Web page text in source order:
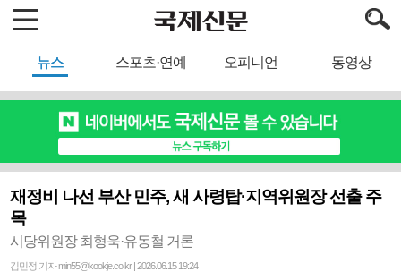
뉴스 스포츠·연예 오피니언 동영상
재정비 나선 부산 민주, 새 사령탑·지역위원장 선출 주
목
시당위원장 최형욱·유동철 거론
김민정 기자 min55@kookje.co.kr | 2026.06.15 19:24